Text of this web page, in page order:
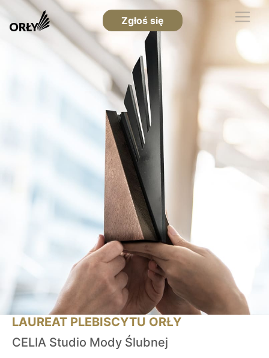
Zgłoś się
LAUREAT PLEBISCYTU ORŁY
CELIA Studio Mody Ślubnej